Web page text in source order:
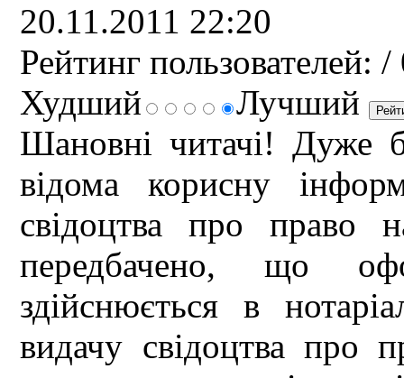
20.11.2011 22:20
Рейтинг пользователей: /
Худший
Лучший
Шановні читачі! Дуже
відома корисну
свідоцтва про право
передбачено, що
здійснюється в
видачу свідоцтва про